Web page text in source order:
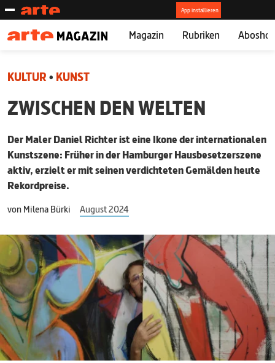
Magazin Rubriken
KULTUR • KUNST
ZWISCHEN DEN WELTEN
Der Maler Daniel Richter ist eine Ikone der internationalen
Kunstszene: Früher in der Hamburger Hausbesetzerszene
aktiv, erzielt er mit seinen verdichteten Gemälden heute
Rekordpreise.
vonMilena Bürki August 2024